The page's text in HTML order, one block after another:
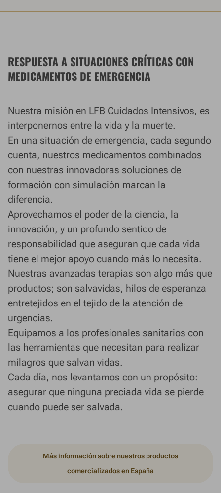
RESPUESTA A SITUACIONES CRÍTICAS CON
MEDICAMENTOS DE EMERGENCIA
Nuestra misión en LFB Cuidados Intensivos, es
interponernos entre la vida y la muerte.
En una situación de emergencia, cada segundo
cuenta, nuestros medicamentos combinados
con nuestras innovadoras soluciones de
formación con simulación marcan la
diferencia.
Aprovechamos el poder de la ciencia, la
innovación, y un profundo sentido de
responsabilidad que aseguran que cada vida
tiene el mejor apoyo cuando más lo necesita.
Nuestras avanzadas terapias son algo más que
productos; son salvavidas, hilos de esperanza
entretejidos en el tejido de la atención de
urgencias.
Equipamos a los profesionales sanitarios con
las herramientas que necesitan para realizar
milagros que salvan vidas.
Cada día, nos levantamos con un propósito:
asegurar que ninguna preciada vida se pierde
cuando puede ser salvada.
Más información sobre nuestros productos
comercializados en España